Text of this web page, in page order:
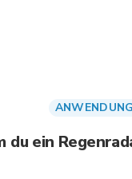
du ein